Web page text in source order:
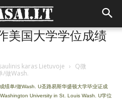
美国大学学位成绩
karas Lietuvoje › Q微
/做Wash.
绩单/做Wash. U圣路易斯华盛顿大学毕业证成
University in St. Louis Wash. U学位